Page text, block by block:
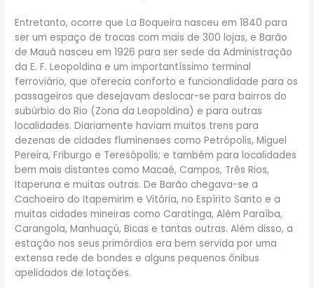
Entretanto, ocorre que La Boqueira nasceu em 1840 para
ser um espaço de trocas com mais de 300 lojas, e Barão
de Mauá nasceu em 1926 para ser sede da Administração
da E. F. Leopoldina e um importantíssimo terminal
ferroviário, que oferecia conforto e funcionalidade para os
passageiros que desejavam deslocar-se para bairros do
subúrbio do Rio (Zona da Leopoldina) e para outras
localidades. Diariamente haviam muitos trens para
dezenas de cidades fluminenses como Petrópolis, Miguel
Pereira, Friburgo e Teresópolis; e também para localidades
bem mais distantes como Macaé, Campos, Três Rios,
Itaperuna e muitas outras. De Barão chegava-se a
Cachoeiro do Itapemirim e Vitória, no Espírito Santo e a
muitas cidades mineiras como Caratinga, Além Paraíba,
Carangola, Manhuaçú, Bicas e tantas outras. Além disso, a
estação nos seus primórdios era bem servida por uma
extensa rede de bondes e alguns pequenos ônibus
apelidados de lotações.